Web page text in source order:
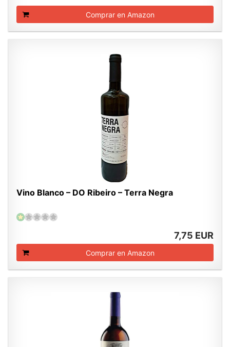
Comprar en Amazon
Vino Blanco – DO Ribeiro – Terra Negra
7,75 EUR
Comprar en Amazon